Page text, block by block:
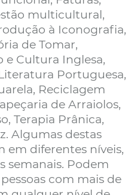
multicultural,
à Iconografia,
de Tomar,
e Cultura Inglesa,
Portuguesa,
Reciclagem
de Arraiolos,
Terapia Prânica,
Algumas destas
em diferentes níveis,
semanais. Podem
com mais de